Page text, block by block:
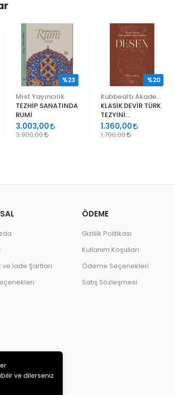
Mist Yayıncılık
TEZHİP SANATINDA
RUMİ
3.003,00
3.900,00
%23
KLASİK DEVİR TÜRK
TEZYİNİ
SANATLARINDA
DESEN
1.360,00
1.700,00
%20
ve İade Şartları
ÖDEME
Gizlilik Politikası
Kullanım Koşulları
Ödeme Seçenekleri
Satış Sözleşmesi
ve dilerseniz